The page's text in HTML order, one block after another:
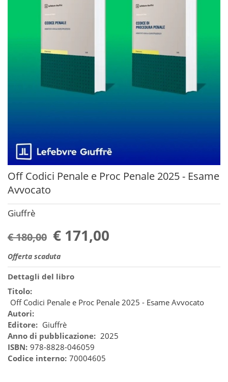
Off Codici Penale e Proc Penale 2025 - Esame
Avvocato
Giuffrè
€ 180,00 € 171,00
Offerta scaduta
Dettagli del libro
Titolo:
Off Codici Penale e Proc Penale 2025 - Esame Avvocato
Autori:
Editore: Giuffrè
Anno di pubblicazione: 2025
ISBN: 978-8828-046059
Codice interno: 70004605